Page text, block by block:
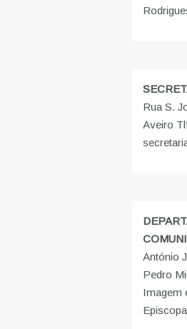
Rua S.
Aveiro
António
Pedro
Imagem